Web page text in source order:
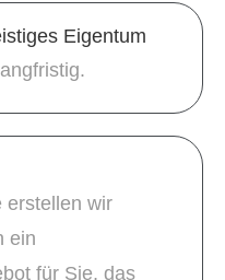
Eigentum
erstellen wir
ein
für Sie, das